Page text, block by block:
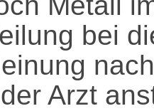
bei
Arzt